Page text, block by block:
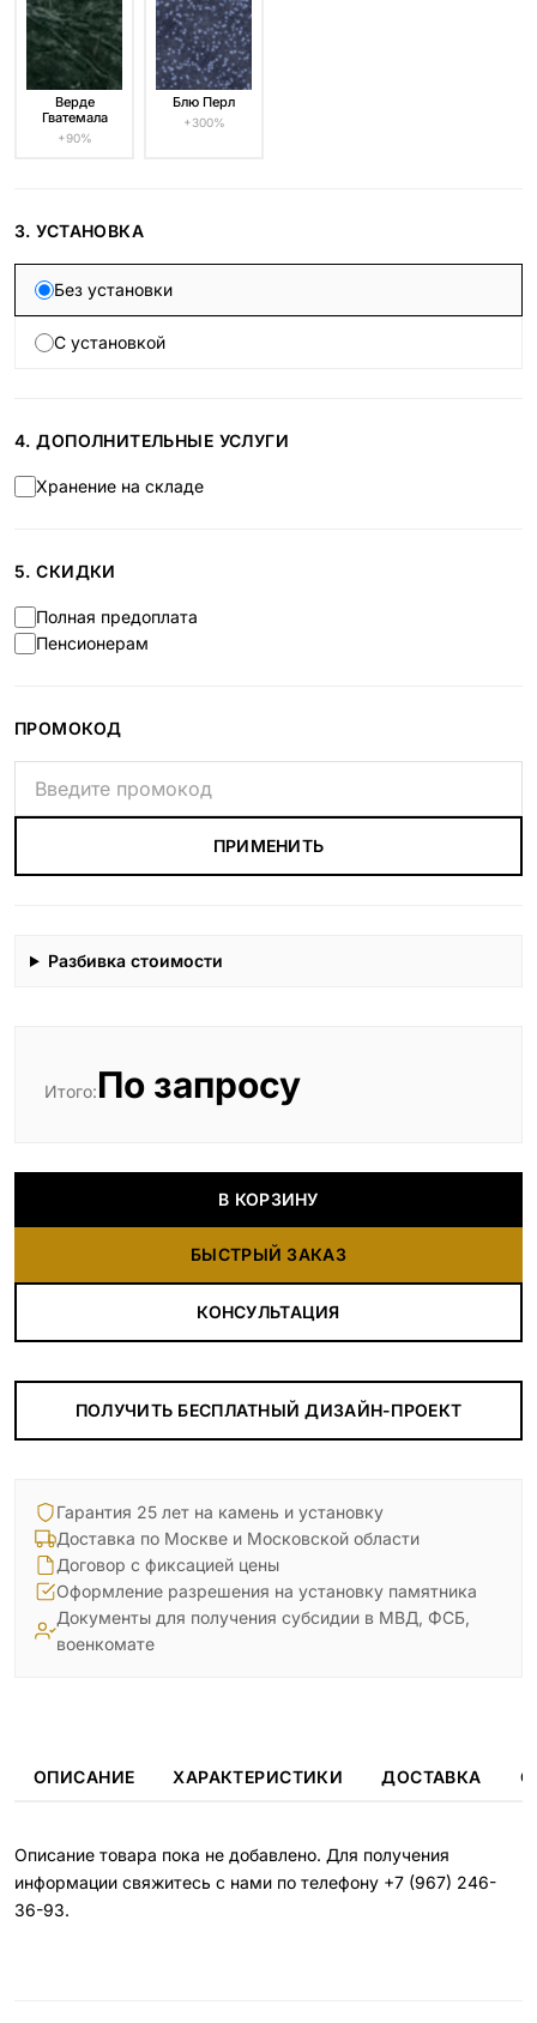
Верде
Гватемала
+90%
Блю Перл
+300%
3. УСТАНОВКА
Без установки
С установкой
4. ДОПОЛНИТЕЛЬНЫЕ УСЛУГИ
Хранение на складе
5. СКИДКИ
Полная предоплата
Пенсионерам
ПРОМОКОД
ПРИМЕНИТЬ
Разбивка стоимости
Итого:По запросу
В КОРЗИНУ
БЫСТРЫЙ ЗАКАЗ
КОНСУЛЬТАЦИЯ
ПОЛУЧИТЬ БЕСПЛАТНЫЙ ДИЗАЙН-ПРОЕКТ
Гарантия 25 лет на камень и установку
Доставка по Москве и Московской области
Договор с фиксацией цены
Оформление разрешения на установку памятника
Документы для получения субсидии в МВД, ФСБ,
военкомате
ОПИСАНИЕ ХАРАКТЕРИСТИКИ ДОСТАВКА
Описание товара пока не добавлено. Для получения
информации свяжитесь с нами по телефону +7 (967) 246-
36-93.